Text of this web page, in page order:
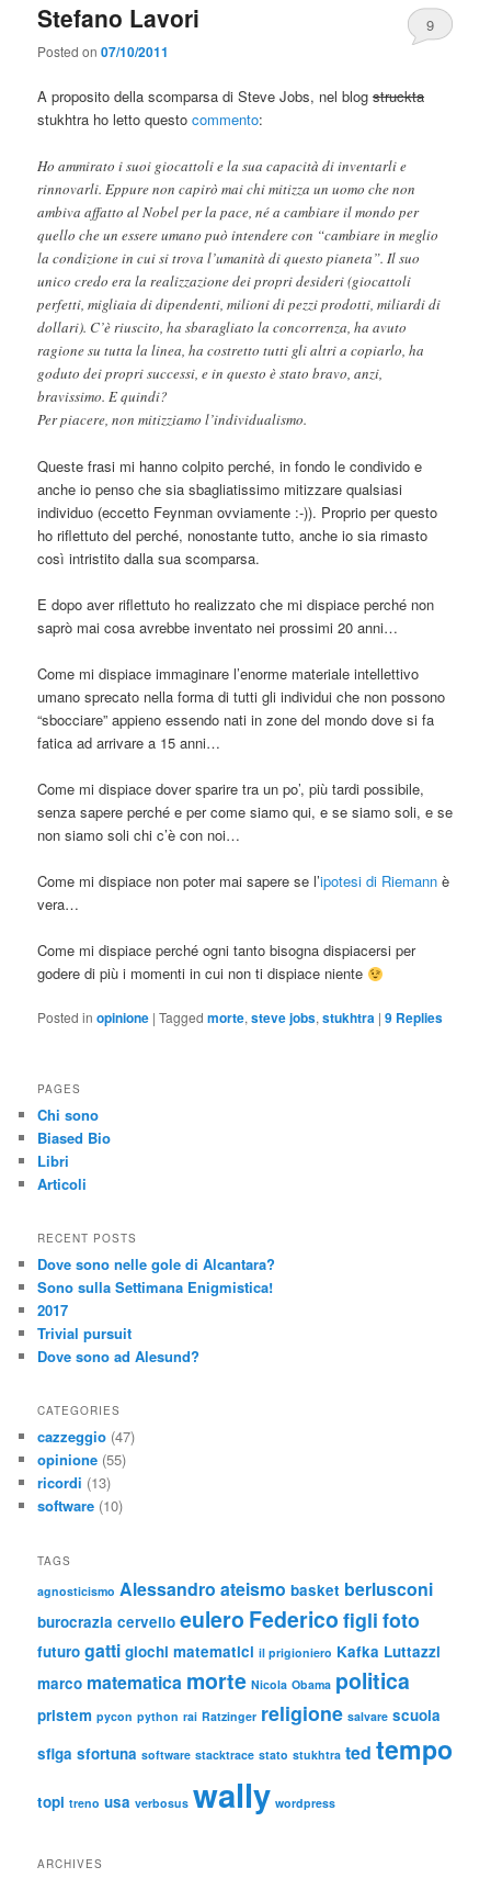
Stefano Lavori
Posted on07/10/2011
9
A proposito della scomparsa di Steve Jobs, nel blogstruckta
stukhtra ho letto questocommento:
Ho ammirato i suoi giocattoli e la sua capacità di inventarli e
rinnovarli. Eppure non capirò mai chi mitizza un uomo che non
ambiva affatto al Nobel per la pace, né a cambiare il mondo per
quello che un essere umano può intendere con “cambiare in meglio
la condizione in cui si trova l’umanità di questo pianeta”. Il suo
unico credo era la realizzazione dei propri desideri (giocattoli
perfetti, migliaia di dipendenti, milioni di pezzi prodotti, miliardi di
dollari). C’è riuscito, ha sbaragliato la concorrenza, ha avuto
ragione su tutta la linea, ha costretto tutti gli altri a copiarlo, ha
goduto dei propri successi, e in questo è stato bravo, anzi,
bravissimo. E quindi?
Per piacere, non mitizziamo l’individualismo.
Queste frasi mi hanno colpito perché, in fondo le condivido e
anche io penso che sia sbagliatissimo mitizzare qualsiasi
individuo (eccetto Feynman ovviamente :-)). Proprio per questo
ho riflettuto del perché, nonostante tutto, anche io sia rimasto
così intristito dalla sua scomparsa.
E dopo aver riflettuto ho realizzato che mi dispiace perché non
saprò mai cosa avrebbe inventato nei prossimi 20 anni…
Come mi dispiace immaginare l’enorme materiale intellettivo
umano sprecato nella forma di tutti gli individui che non possono
“sbocciare” appieno essendo nati in zone del mondo dove si fa
fatica ad arrivare a 15 anni…
Come mi dispiace dover sparire tra un po’, più tardi possibile,
senza sapere perché e per come siamo qui, e se siamo soli, e se
non siamo soli chi c’è con noi…
Come mi dispiace non poter mai sapere se l’ipotesi di Riemann è
vera…
Come mi dispiace perché ogni tanto bisogna dispiacersi per
godere di più i momenti in cui non ti dispiace niente
Posted in opinione |Tagged morte,steve jobs,stukhtra |9 Replies
PAGES
Chi sono
Biased Bio
Libri
Articoli
RECENT POSTS
Dove sono nelle gole di Alcantara?
Sono sulla Settimana Enigmistica!
2017
Trivial pursuit
Dove sono ad Alesund?
CATEGORIES
cazzeggio (47)
opinione (55)
ricordi (13)
software (10)
TAGS
agnosticismo Alessandro ateismo basket berlusconi
burocrazia cervello eulero Federico figli foto
futuro gatti giochi matematici il prigioniero Kafka Luttazzi
marco matematica morte Nicola Obama politica
pristem pycon python rai Ratzinger religione salvare scuola
sfiga sfortuna software stacktrace stato stukhtra ted tempo
topi treno usa verbosus wally wordpress
ARCHIVES